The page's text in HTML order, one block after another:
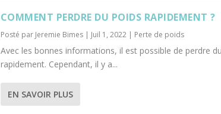
COMMENT PERDRE DU POIDS RAPIDEMENT ?
Posté par Jeremie Bimes| Juil 1, 2022| Perte de poids
Avec les bonnes informations, il est possible de perdre
rapidement. Cependant, il y a...
EN SAVOIR PLUS